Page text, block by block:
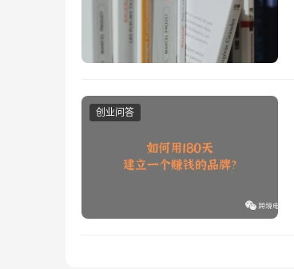
创业问答